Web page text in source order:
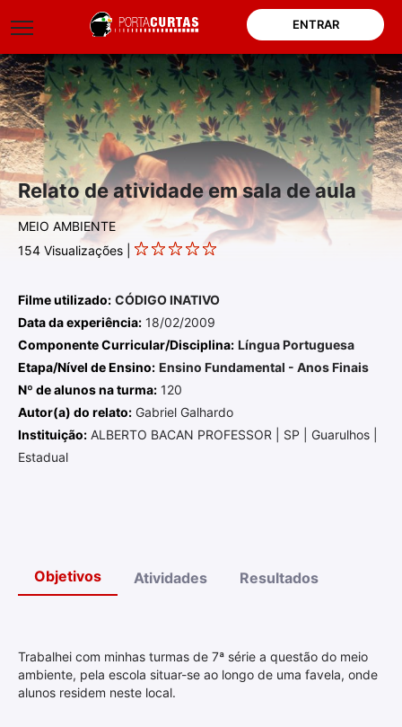
ENTRAR
Relato de atividade em sala de aula
MEIO AMBIENTE
154 Visualizações |
Filme utilizado: CÓDIGO INATIVO
Data da experiência: 18/02/2009
Componente Curricular/Disciplina: Língua Portuguesa
Etapa/Nível de Ensino: Ensino Fundamental - Anos Finais
Nº de alunos na turma: 120
Autor(a) do relato: Gabriel Galhardo
Instituição: ALBERTO BACAN PROFESSOR | SP | Guarulhos |
Estadual
Objetivos Atividades Resultados
Trabalhei com minhas turmas de 7ª série a questão do meio
ambiente, pela escola situar-se ao longo de uma favela, onde
alunos residem neste local.